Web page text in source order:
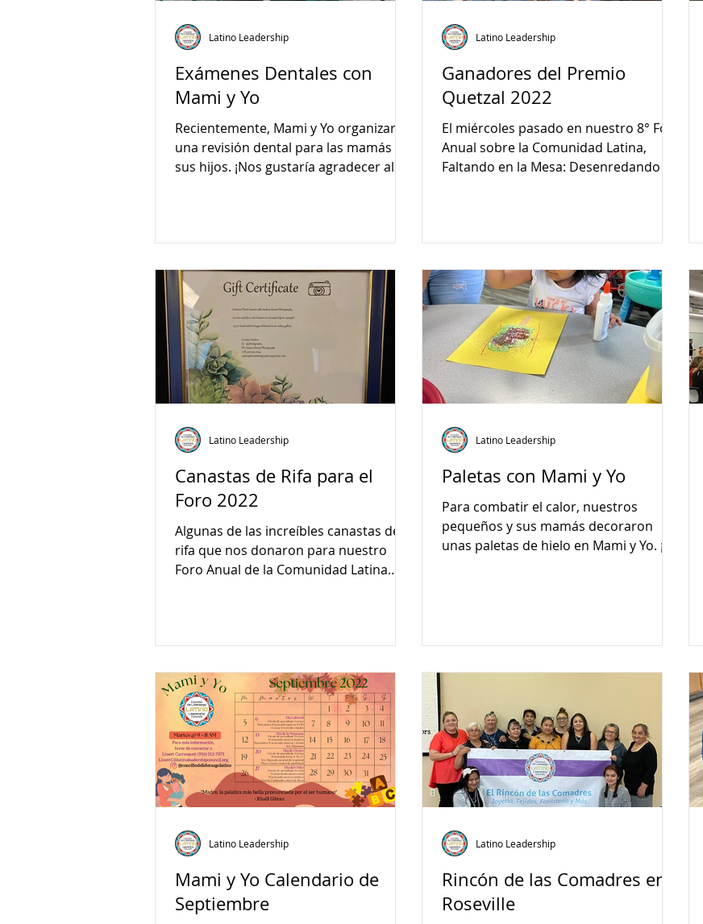
Exámenes Dentales con
Mami y Yo
Recientemente, Mami y Yo organizaron
una revisión dental para las mamás y
sus hijos. ¡Nos gustaría agradecer al
Latino Leadership
Ganadores del Premio
Quetzal 2022
El miércoles pasado en nuestro 8° Foro
Anual sobre la Comunidad Latina,
Faltando en la Mesa: Desenredando las
Latino Leadership
Canastas de Rifa para el
Foro 2022
Algunas de las increíbles canastas de
rifa que nos donaron para nuestro
Foro Anual de la Comunidad Latina
Latino Leadership
Paletas con Mami y Yo
Para combatir el calor, nuestros
pequeños y sus mamás decoraron
unas paletas de hielo en Mami y Yo. ¡Se
Latino Leadership
Mami y Yo Calendario de
Septiembre
Latino Leadership
Rincón de las Comadres en
Roseville
Latino Leadership